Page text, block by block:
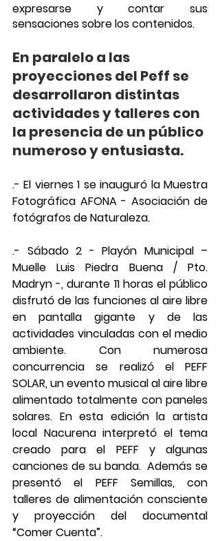
expresarse y contar sus
sensaciones sobre los contenidos.
En paralelo a las
proyecciones del Peff se
desarrollaron distintas
actividades y talleres con
la presencia de un público
numeroso y entusiasta.
.- El viernes 1 se inauguró la Muestra
Fotográfica AFONA - Asociación de
fotógrafos de Naturaleza.
.- Sábado 2 - Playón Municipal –
Muelle Luis Piedra Buena / Pto.
Madryn -, durante 11 horas el público
disfrutó de las funciones al aire libre
en pantalla gigante y de las
actividades vinculadas con el medio
ambiente. Con numerosa
concurrencia se realizó el PEFF
SOLAR, un evento musical al aire libre
alimentado totalmente con paneles
solares. En esta edición la artista
local Nacurena interpretó el tema
creado para el PEFF y algunas
canciones de su banda.  Además se
presentó el PEFF Semillas, con
talleres de alimentación consciente
y proyección del documental
“Comer Cuenta”.